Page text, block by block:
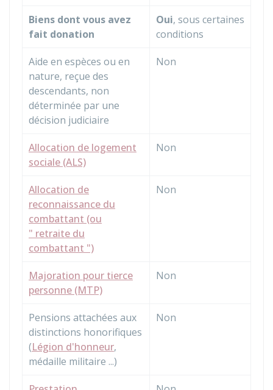
Biens dont vous avez
fait donation
Oui, sous certaines
conditions
Aide en espèces ou en
nature, reçue des
descendants, non
déterminée par une
décision judiciaire
Non
Allocation de logement
sociale (ALS)
Non
Allocation de
reconnaissance du
combattant (ou
" retraite du
combattant ")
Non
Majoration pour tierce
personne (MTP)
Non
Pensions attachées aux
distinctions honorifiques
(Légion d'honneur,
médaille militaire ...)
Non